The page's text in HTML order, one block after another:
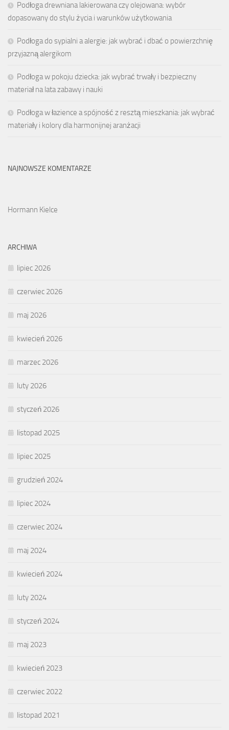
Podłoga drewniana lakierowana czy olejowana: wybór
dopasowany do stylu życia i warunków użytkowania
Podłoga do sypialni a alergie: jak wybrać i dbać o powierzchnię
przyjazną alergikom
Podłoga w pokoju dziecka: jak wybrać trwały i bezpieczny
materiał na lata zabawy i nauki
Podłoga w łazience a spójność z resztą mieszkania: jak wybrać
materiały i kolory dla harmonijnej aranżacji
NAJNOWSZE KOMENTARZE
Hormann Kielce
ARCHIWA
lipiec 2026
czerwiec 2026
maj 2026
kwiecień 2026
marzec 2026
luty 2026
styczeń 2026
listopad 2025
lipiec 2025
grudzień 2024
lipiec 2024
czerwiec 2024
maj 2024
kwiecień 2024
luty 2024
styczeń 2024
maj 2023
kwiecień 2023
czerwiec 2022
listopad 2021